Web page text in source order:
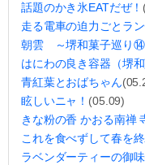
話題のかき氷EATだぜ！
走る電車の迫力ごとラ
朝雲 ～堺和菓子巡り⑭
はにわの良き容器（堺
青紅葉とおばちゃん
眩しいニャ！ (05.09)
きな粉の香 かおる南禅
これを食べずして春を
ラベンダーティーの御